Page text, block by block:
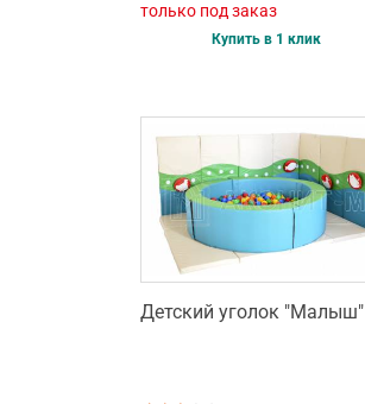
только под заказ
Купить в 1 клик
Детский уголок "Малыш"